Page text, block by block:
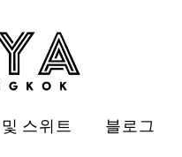
스위트 블로그